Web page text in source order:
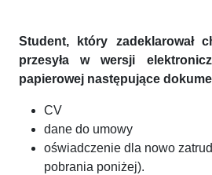
Student, który zadeklarował
przesyła w wersji
papierowej następujące
CV
dane do umowy
oświadczenie dla nowo
pobrania poniżej).